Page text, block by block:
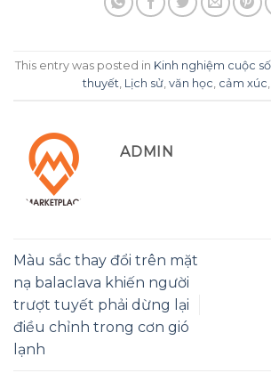
This entry was posted in Kinh nghiệm cuộc
thuyết Lịch sử văn học cảm xúc
ADMIN
Màu sắc thay đổi trên mặt
nạ balaclava khiến người
trượt tuyết phải dừng lại
điều chỉnh trong cơn gió
lạnh